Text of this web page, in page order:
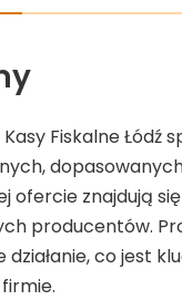
Kasy Fiskalne
ofercie znajdują
producentów.
co jest